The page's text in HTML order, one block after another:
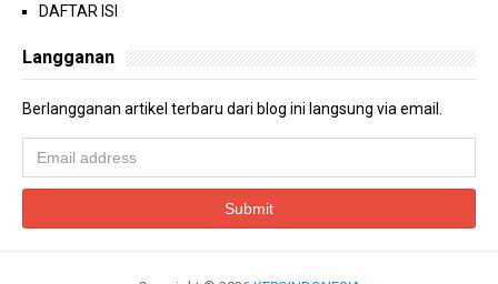
DAFTAR ISI
Langganan
Berlangganan artikel terbaru dari blog ini langsung via email.